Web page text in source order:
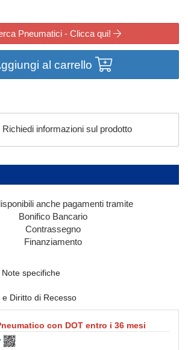
Pneumatici - Clicca qui!
al carrello
Richiedi informazioni sul prodotto
anche pagamenti tramite
Bonifico Bancario
Contrassegno
Finanziamento
Note specifiche
Diritto di Recesso
con DOT entro i 36 mesi